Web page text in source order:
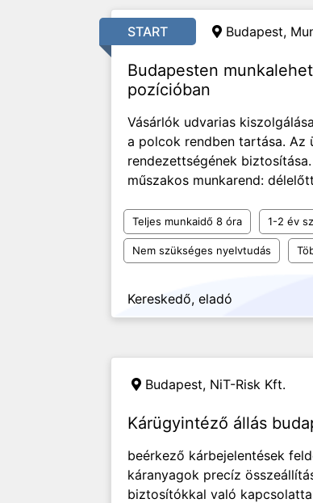
START Budapest,
Budapesten
pozícióban
Vásárlók udvarias
a polcok rendben tartása. Az
rendezettségének
műszakos munkarend:
Teljes munkaidő 8 óra 1-2 év
Nem szükséges nyelvtudás
Kereskedő, eladó
Budapest, NiT-Risk Kft.
Kárügyintéző állás
beérkező kárbejelentések
káranyagok precíz
biztosítókkal való